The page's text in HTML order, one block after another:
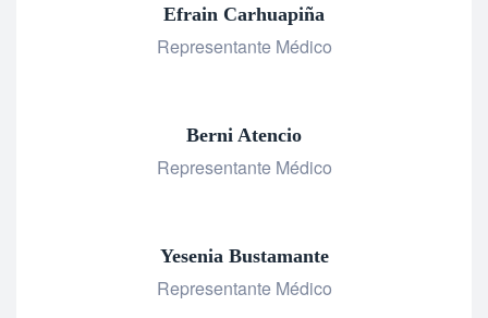
Efrain Carhuapiña
Representante Médico
Berni Atencio
Representante Médico
Yesenia Bustamante
Representante Médico